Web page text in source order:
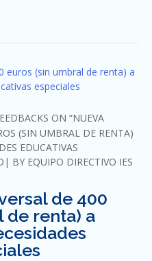
ON “NUEVA
(SIN UMBRAL DE RENTA)
EDUCATIVAS
BY EQUIPO DIRECTIVO IES
de 400
de renta) a